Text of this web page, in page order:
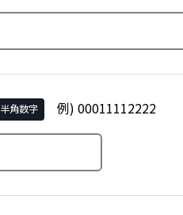
半角数字 例) 00011112222